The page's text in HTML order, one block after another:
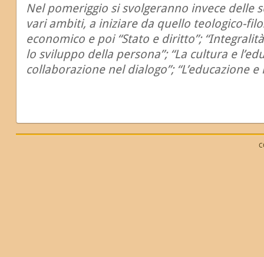
Nel pomeriggio si svolgeranno invece delle
vari ambiti, a iniziare da quello teologico-
economico e poi “Stato e diritto”;
lo sviluppo della persona”; “La cultura e
collaborazione nel dialogo”; “L’educazione e